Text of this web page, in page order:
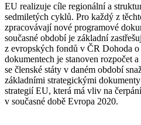
EU realizuje cíle regionální a
sedmiletých cyklů. Pro každý z
zpracovávají nové programové
současné období je základní
z evropských fondů v ČR Dohoda
dokumentech je stanoven rozpočet
se členské státy v daném období
základními strategickými
strategií EU, která má vliv na
v současné době Evropa 2020.